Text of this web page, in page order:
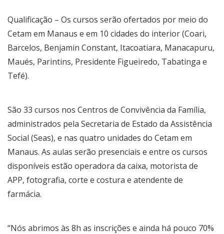
Qualificação – Os cursos serão ofertados por meio do
Cetam em Manaus e em 10 cidades do interior (Coari,
Barcelos, Benjamin Constant, Itacoatiara, Manacapuru,
Maués, Parintins, Presidente Figueiredo, Tabatinga e
Tefé).
São 33 cursos nos Centros de Convivência da Família,
administrados pela Secretaria de Estado da Assistência
Social (Seas), e nas quatro unidades do Cetam em
Manaus. As aulas serão presenciais e entre os cursos
disponíveis estão operadora da caixa, motorista de
APP, fotografia, corte e costura e atendente de
farmácia.
“Nós abrimos às 8h as inscrições e ainda há pouco 70%